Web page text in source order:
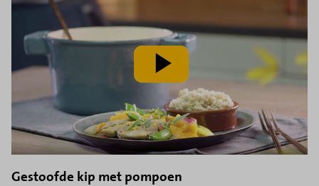
video
af
Gestoofde kip met pompoen